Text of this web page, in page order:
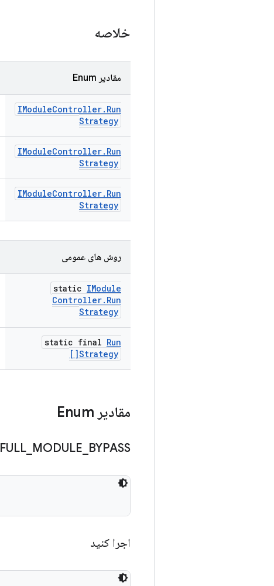
خلاصه
مقادیر Enum
IModuleController. Run
Strategy
IModuleController. Run
Strategy
IModuleController. Run
Strategy
روش های عمومی
static IModule
Controller. Run
Strategy
static final Run
Strategy[]
مقادیر Enum
FULL MODULE BYPASS
اجرا کنید